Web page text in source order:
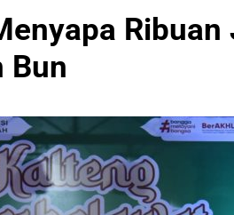
Ribuan
Bun